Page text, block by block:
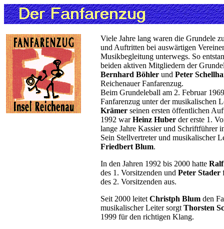
Viele Jahre lang waren die Grundele
und Auftritten bei auswärtigen
Musikbegleitung unterwegs. So
beiden aktiven Mitgliedern der
Bernhard Böhler und Peter
Reichenauer Fanfarenzug.
Beim Grundeleball am 2. Februar
Fanfarenzug unter der musikalischen
Krämer seinen ersten öffentlichen
1992 warHeinz Huber der erste 1.
lange Jahre Kassier und Schriftführer
Sein Stellvertreter und musikalischer
Friedbert Blum.
In den Jahren 1992 bis 2000 hatte
des 1. Vorsitzenden und Peter Stader
des 2. Vorsitzenden aus.
Seit 2000 leitet Christph Blum den
musikalischer Leiter sorgt Thorsten
1999 für den richtigen Klang.